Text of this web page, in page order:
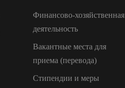
Финансово-хозяйственная
деятельность
Вакантные места для
приема (перевода)
Стипендии и меры